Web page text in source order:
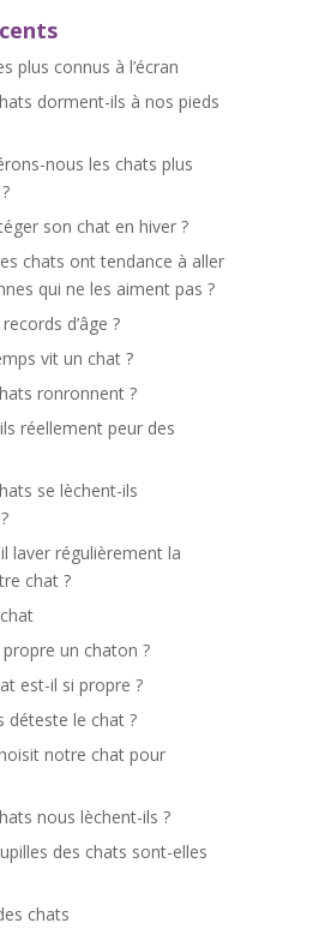
plus connus à l’écran
dorment-ils à nos pieds
nous les chats plus
son chat en hiver ?
chats ont tendance à aller
qui ne les aiment pas ?
d’âge ?
vit un chat ?
ronronnent ?
réellement peur des
se lèchent-ils
laver régulièrement la
chat ?
un chaton ?
est-il si propre ?
déteste le chat ?
notre chat pour
nous lèchent-ils ?
des chats sont-elles
chats